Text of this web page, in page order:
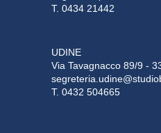
T. 0434 21442
UDINE
Via Tavagnacco 89/9 -
T. 0432 504665